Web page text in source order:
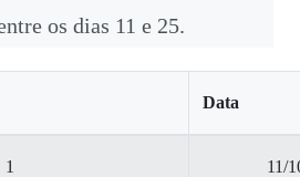
os dias 11 e 25.
Data
1 11/